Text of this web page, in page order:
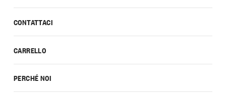
CONTATTACI
CARRELLO
PERCHÉ NOI